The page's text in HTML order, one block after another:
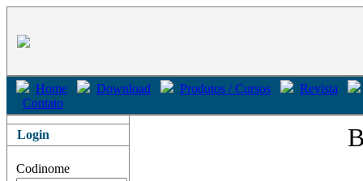
Home Download Produtos / Cursos
Revista
Contato
Login
Codinome